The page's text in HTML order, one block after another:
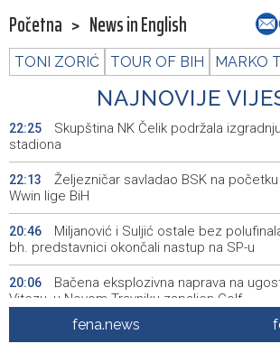
Početna > News in English
TONI ZORIĆ TOUR OF BIH MARKO
NAJNOVIJE
22:25
Skupština NK Čelik podržala
stadiona
22:13
Željezničar savladao BSK na
Wwin lige BiH
20:46
Miljanović i Suljić ostale bez
bh. predstavnici okončali nastup na SP-u
20:06
Bačena eksplozivna naprava na
Vitezu, u Novom Travniku zapaljen Golf
Galerija ULUPUBiH otvara novu
fena.news